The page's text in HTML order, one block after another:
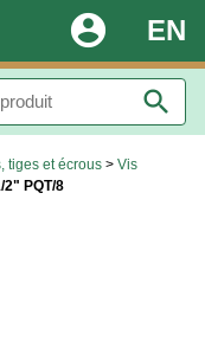
EN
account_circle
search
tiges et écrous > Vis
2" PQT/8